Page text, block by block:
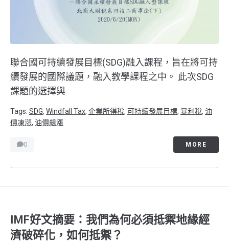
聯合國可持續發展目標(SDG)融入課程，旨在將可持
續發展的國際議題，融入教學課程之中。 此次SDG
課題的選擇與
Tags: SDG, Windfall Tax, 企業所得稅, 可持續發展目標, 暴利稅, 油
價凍漲, 油價飆漲
0 MORE
IMF好文摘要：我們為何必須抵禦地緣經
濟破碎化，如何抵禦？